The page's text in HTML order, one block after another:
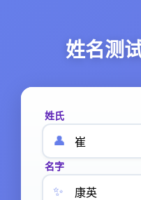
姓名测
姓氏
👤
名字
✨